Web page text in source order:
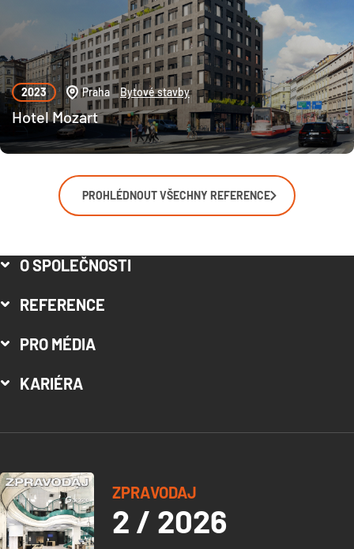
Hotel Mozart
2023 Praha Bytové stavby
PROHLÉDNOUT VŠECHNY REFERENCE
O SPOLEČNOSTI
REFERENCE
PRO MÉDIA
KARIÉRA
ZPRAVODAJ
2 / 2026